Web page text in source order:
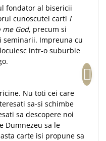
fondator al bisericii
cunoscutei carti I
me God, precum si
seminarii. Impreuna cu
intr-o suburbie
Nu toti cei care
sa-si schimbe
sa descopere noi
Dumnezeu sa le
carte isi propune sa